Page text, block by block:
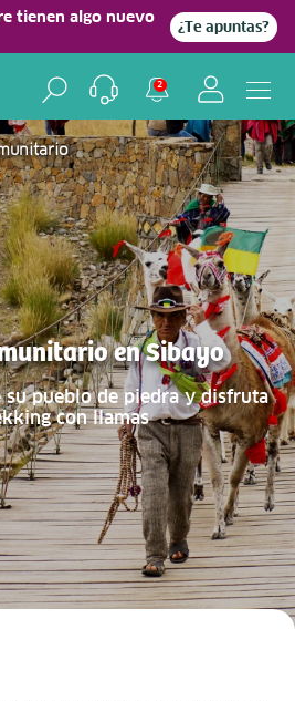
tienen algo nuevo
¿Te apuntas?
2
en Sibayo
su pueblo de piedra y disfruta
con llamas